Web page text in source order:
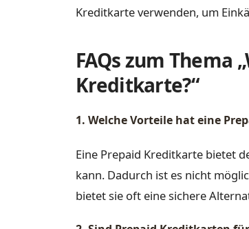
Kreditkarte verwenden, um
FAQs zum Thema
Kreditkarte?“
1. Welche Vorteile hat eine
Eine Prepaid Kreditkarte bietet
kann. Dadurch ist es nicht
bietet sie oft eine sichere